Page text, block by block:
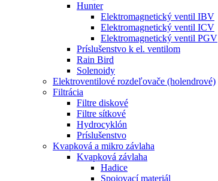
Hunter
Elektromagnetický ventil IBV
Elektromagnetický ventil ICV
Elektromagnetický ventil PGV
Príslušenstvo k el. ventilom
Rain Bird
Solenoidy
Elektroventilové rozdeľovače (holendrové)
Filtrácia
Filtre diskové
Filtre sítkové
Hydrocyklón
Príslušenstvo
Kvapková a mikro závlaha​
Kvapková závlaha
Hadice
Spojovací materiál